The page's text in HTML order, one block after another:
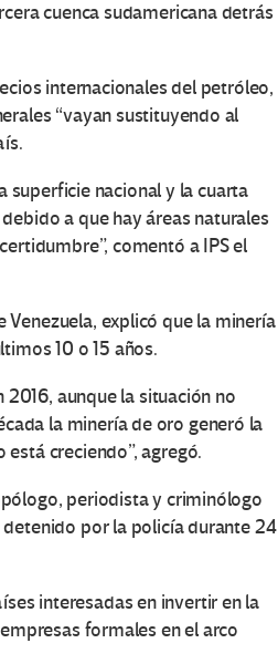
cuenca sudamericana detrás
internacionales del petróleo,
“vayan sustituyendo al
superficie nacional y la cuarta
a que hay áreas naturales
comentó a IPS el
explicó que la minería
10 o 15 años.
aunque la situación no
la minería de oro generó la
creciendo”, agregó.
periodista y criminólogo
por la policía durante 24
interesadas en invertir en la
formales en el arco